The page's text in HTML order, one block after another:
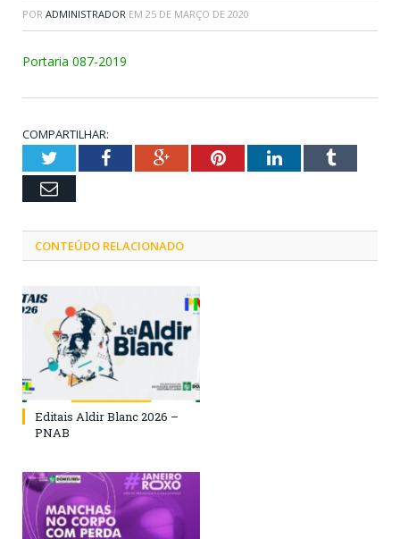
POR ADMINISTRADOR EM 25 DE MARÇO DE 2020
Portaria 087-2019
COMPARTILHAR:
TwitterFacebookGoogle+PinterestLinkedInTumblr
Email
CONTEÚDO RELACIONADO
Editais Aldir Blanc 2026 –
PNAB